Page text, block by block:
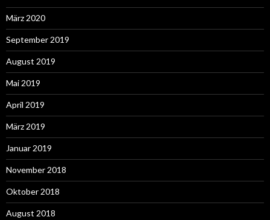
März 2020
September 2019
August 2019
Mai 2019
April 2019
März 2019
Januar 2019
November 2018
Oktober 2018
August 2018